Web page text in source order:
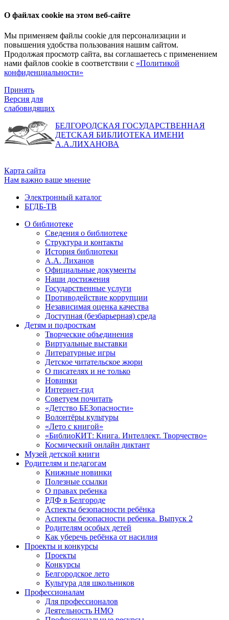
О файлах cookie на этом веб-сайте
Мы применяем файлы cookie для персонализации и
повышения удобства пользования нашим сайтом.
Продолжая просмотр сайта, вы соглашаетесь с применением
нами файлов cookie в соответствии с «Политикой
конфиденциальности»
Принять
Версия для
слабовидящих
БЕЛГОРОДСКАЯ ГОСУДАРСТВЕННАЯ
ДЕТСКАЯ БИБЛИОТЕКА ИМЕНИ
А.А.ЛИХАНОВА
Карта сайта
Нам важно ваше мнение
Электронный каталог
БГДБ-ТВ
О библиотеке
Сведения о библиотеке
Структура и контакты
История библиотеки
А.А. Лиханов
Официальные документы
Наши достижения
Государственные услуги
Противодействие коррупции
Независимая оценка качества
Доступная (безбарьерная) среда
Детям и подросткам
Творческие объединения
Виртуальные выставки
Литературные игры
Детское читательское жюри
О писателях и не только
Новинки
Интернет-гид
Советуем почитать
«Детство БЕЗопасности»
Волонтёры культуры
«Лето с книгой»
«БиблиоКИТ: Книга. Интеллект. Творчество»
Космический онлайн диктант
Музей детской книги
Родителям и педагогам
Книжные новинки
Полезные ссылки
О правах ребенка
РДФ в Белгороде
Аспекты безопасности ребёнка
Аспекты безопасности ребенка. Выпуск 2
Родителям особых детей
Как уберечь ребёнка от насилия
Проекты и конкурсы
Проекты
Конкурсы
Белгородское лето
Культура для школьников
Профессионалам
Для профессионалов
Деятельность НМО